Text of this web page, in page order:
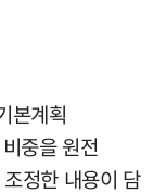
본계획
중을 원전
정한 내용이 담